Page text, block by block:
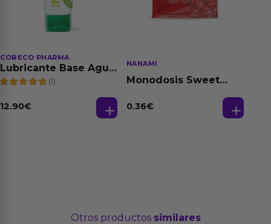
COBECO PHARMA
Lubricante Base Agua
100% Natural 125 ml
(1)
12.90€
NANAMI
Monodosis Sweet
0.36€
Otros productos similares